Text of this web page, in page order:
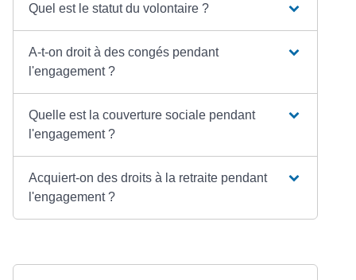
Quel est le statut du volontaire ?
A-t-on droit à des congés pendant
l'engagement ?
Quelle est la couverture sociale pendant
l'engagement ?
Acquiert-on des droits à la retraite pendant
l'engagement ?